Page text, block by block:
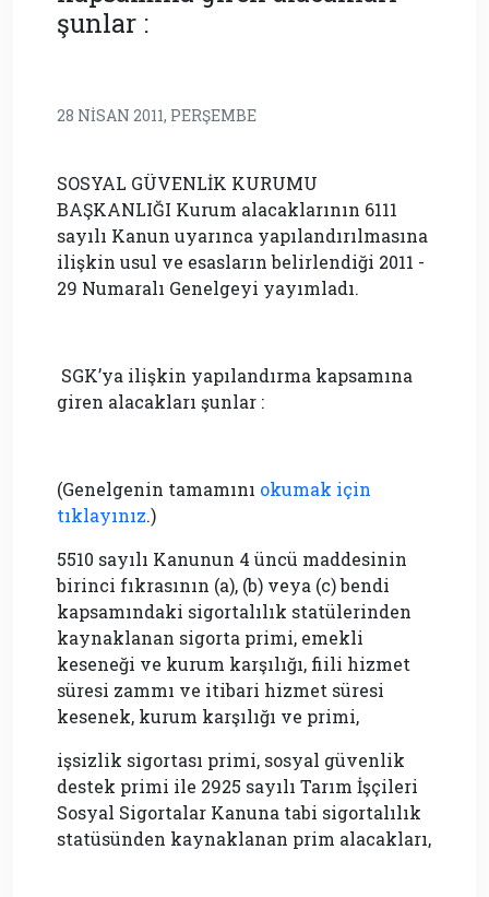
şunlar :
28 NISAN 2011, PERŞEMBE
SOSYAL GÜVENLİK KURUMU
BAŞKANLIĞI Kurum alacaklarının 6111
sayılı Kanun uyarınca yapılandırılmasına
ilişkin usul ve esasların belirlendiği 2011 -
29 Numaralı Genelgeyi yayımladı.
SGK’ya ilişkin yapılandırma kapsamına
giren alacakları şunlar :
(Genelgenin tamamını okumak için
tıklayınız.)
5510 sayılı Kanunun 4 üncü maddesinin
birinci fıkrasının (a), (b) veya (c) bendi
kapsamındaki sigortalılık statülerinden
kaynaklanan sigorta primi, emekli
keseneği ve kurum karşılığı, fiili hizmet
süresi zammı ve itibari hizmet süresi
kesenek, kurum karşılığı ve primi,
işsizlik sigortası primi, sosyal güvenlik
destek primi ile 2925 sayılı Tarım İşçileri
Sosyal Sigortalar Kanuna tabi sigortalılık
statüsünden kaynaklanan prim alacakları,